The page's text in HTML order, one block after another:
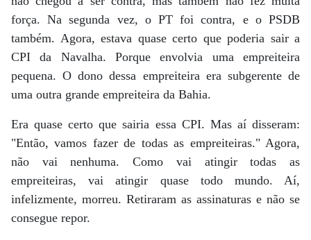
força. Na segunda vez, o PT foi contra, e o PSDB
também. Agora, estava quase certo que poderia sair a
CPI da Navalha. Porque envolvia uma empreiteira
pequena. O dono dessa empreiteira era subgerente de
uma outra grande empreiteira da Bahia.
Era quase certo que sairia essa CPI. Mas aí disseram:
"Então, vamos fazer de todas as empreiteiras." Agora,
não vai nenhuma. Como vai atingir todas as
empreiteiras, vai atingir quase todo mundo. Aí,
infelizmente, morreu. Retiraram as assinaturas e não se
consegue repor.